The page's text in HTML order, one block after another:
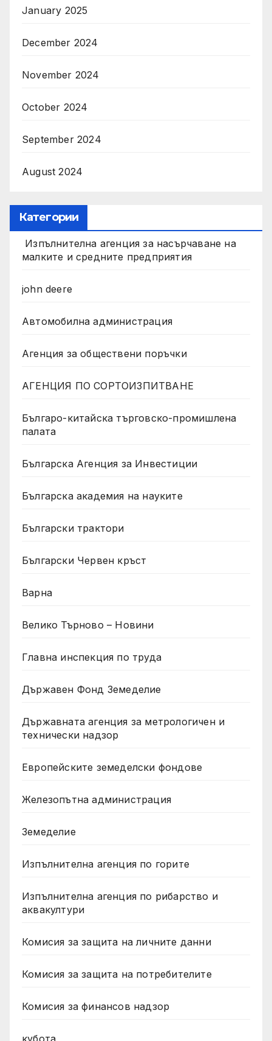
January 2025
December 2024
November 2024
October 2024
September 2024
August 2024
Категории
Изпълнителна агенция за насърчаване на
малките и средните предприятия
john deere
Автомобилна администрация
Агенция за обществени поръчки
АГЕНЦИЯ ПО СОРТОИЗПИТВАНЕ
Българо-китайска търговско-промишлена
палата
Българска Агенция за Инвестиции
Българска академия на науките
Български трактори
Български Червен кръст
Варна
Велико Търново – Новини
Главна инспекция по труда
Държавен Фонд Земеделие
Държавната агенция за метрологичен и
технически надзор
Европейските земеделски фондове
Железопътна администрация
Земеделие
Изпълнителна агенция по горите
Изпълнителна агенция по рибарство и
аквакултури
Комисия за защита на личните данни
Комисия за защита на потребителите
Комисия за финансов надзор